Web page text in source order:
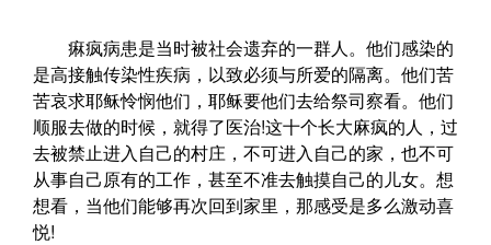
痳疯病患是当时被社会遗弃的一群人。他们感染的
是高接触传染性疾病，以致必须与所爱的隔离。他们苦
苦哀求耶稣怜悯他们，耶稣要他们去给祭司察看。他们
顺服去做的时候，就得了医治!这十个长大麻疯的人，过
去被禁止进入自己的村庄，不可进入自己的家，也不可
从事自己原有的工作，甚至不准去触摸自己的儿女。想
想看，当他们能够再次回到家里，那感受是多么激动喜
悦!